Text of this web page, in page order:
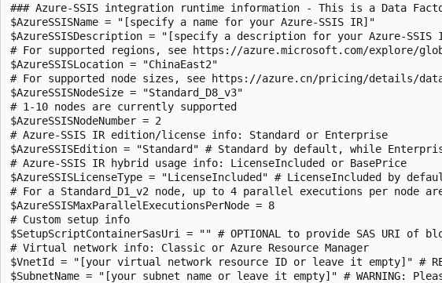
### Azure-SSIS integration runtime information - This is a Data
$AzureSSISName = "[specify a name for your Azure-SSIS IR]"
$AzureSSISDescription = "[specify a description for your Azure-SSIS
# For supported regions, see https://azure.microsoft.com/explore/
$AzureSSISLocation = "ChinaEast2"
# For supported node sizes, see https://azure.cn/pricing/details/
$AzureSSISNodeSize = "Standard_D8_v3"
# 1-10 nodes are currently supported
$AzureSSISNodeNumber = 2
# Azure-SSIS IR edition/license info: Standard or Enterprise
$AzureSSISEdition = "Standard" # Standard by default, while
# Azure-SSIS IR hybrid usage info: LicenseIncluded or BasePrice
$AzureSSISLicenseType = "LicenseIncluded" # LicenseIncluded by
# For a Standard_D1_v2 node, up to 4 parallel executions per node
$AzureSSISMaxParallelExecutionsPerNode = 8
# Custom setup info
$SetupScriptContainerSasUri = "" # OPTIONAL to provide SAS URI
# Virtual network info: Classic or Azure Resource Manager
$VnetId = "[your virtual network resource ID or leave it empty]" #
$SubnetName = "[your subnet name or leave it empty]" # WARNING: